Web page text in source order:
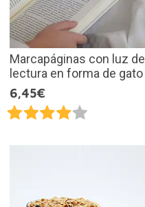
Marcapáginas con luz de
lectura en forma de gato
6,45€